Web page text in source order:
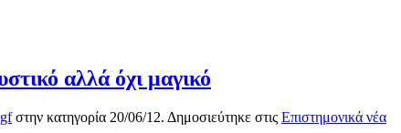
αλλά όχι μαγικό
στην κατηγορία 20/06/12. Δημοσιεύτηκε στις Επιστημονικά νέα